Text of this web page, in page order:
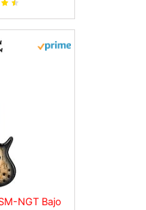
NGT Bajo